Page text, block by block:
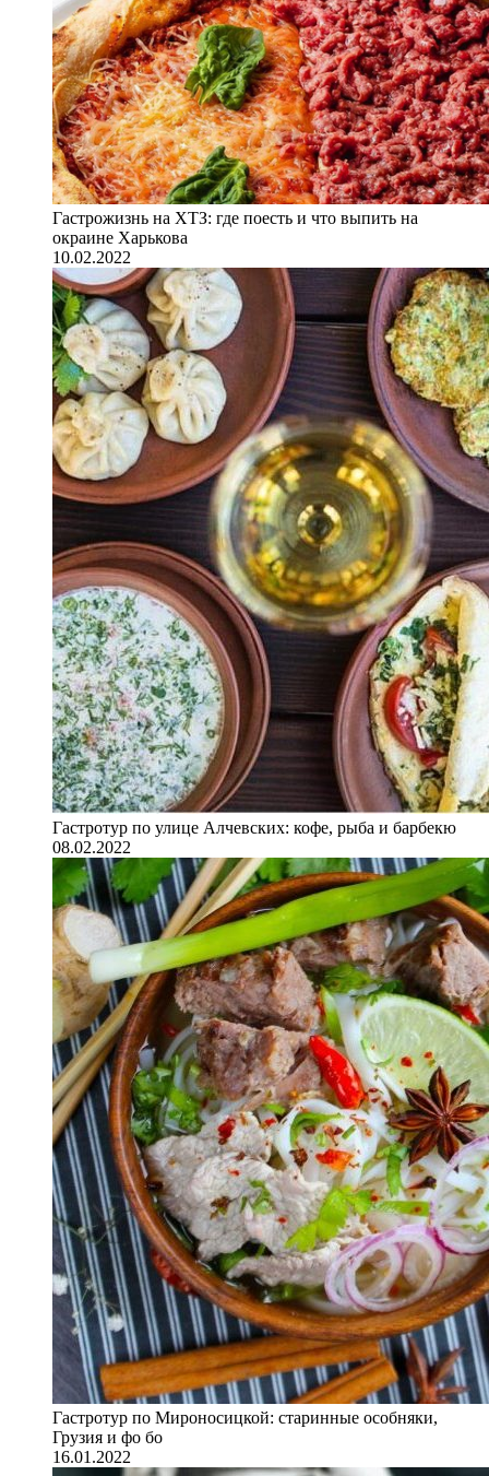
Гастрожизнь на ХТЗ: где поесть и что выпить на
окраине Харькова
10.02.2022
Гастротур по улице Алчевских: кофе, рыба и барбекю
08.02.2022
Гастротур по Мироносицкой: старинные особняки,
Грузия и фо бо
16.01.2022